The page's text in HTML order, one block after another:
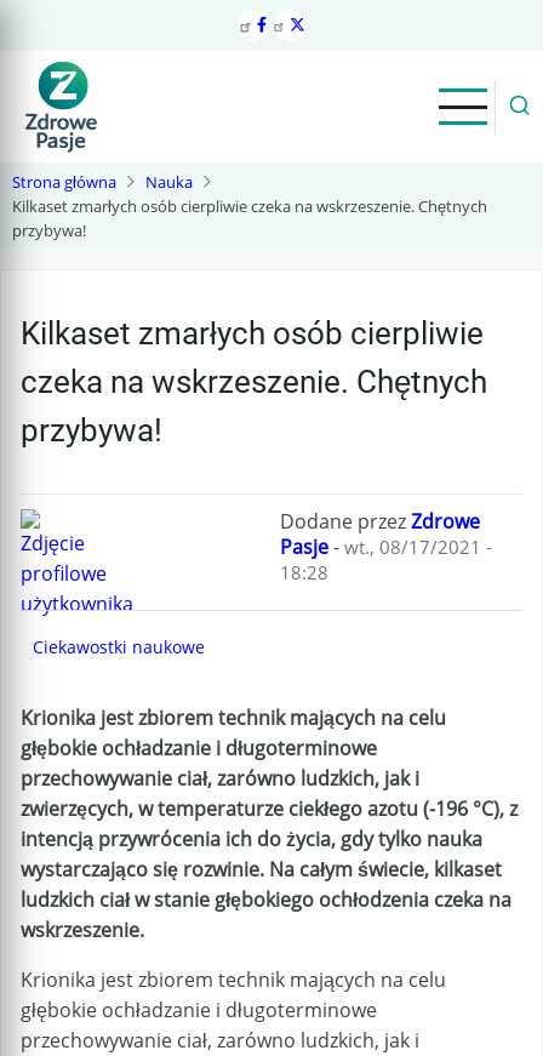
treści
Strona główna
Nauka
Kilkaset zmarłych osób cierpliwie czeka na wskrzeszenie. Chętnych
przybywa!
Kilkaset zmarłych osób cierpliwie
czeka na wskrzeszenie. Chętnych
przybywa!
Dodane przezZdrowe
Pasje- wt., 08/17/2021 -
18:28
Ciekawostki naukowe
Krionika jest zbiorem technik mających na celu
głębokie ochładzanie i długoterminowe
przechowywanie ciał, zarówno ludzkich, jak i
zwierzęcych, w temperaturze ciekłego azotu (-196 °C), z
intencją przywrócenia ich do życia, gdy tylko nauka
wystarczająco się rozwinie. Na całym świecie, kilkaset
ludzkich ciał w stanie głębokiego ochłodzenia czeka na
wskrzeszenie.
Krionika jest zbiorem technik mających na celu
głębokie ochładzanie i długoterminowe
przechowywanie ciał, zarówno ludzkich, jak i